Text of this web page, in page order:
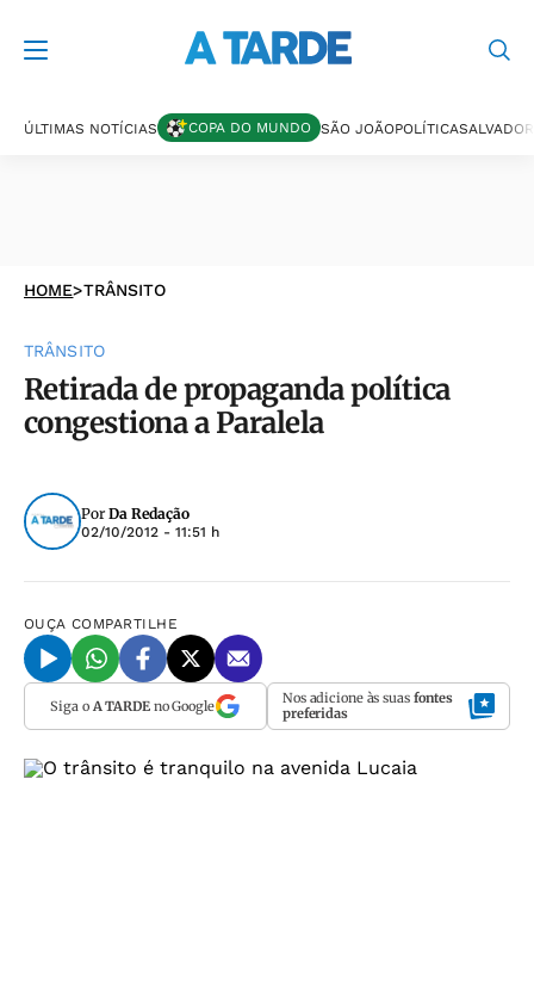
ÚLTIMAS NOTÍCIAS COPA DO MUNDO SÃO JOÃOPOLÍTICASALVADOR
HOME>TRÂNSITO
TRÂNSITO
Retirada de propaganda política
congestiona a Paralela
Por Da Redação
02/10/2012 - 11:51 h
OUÇA COMPARTILHE
Siga o A TARDEno Google Nos adicione às suas fontes
preferidas